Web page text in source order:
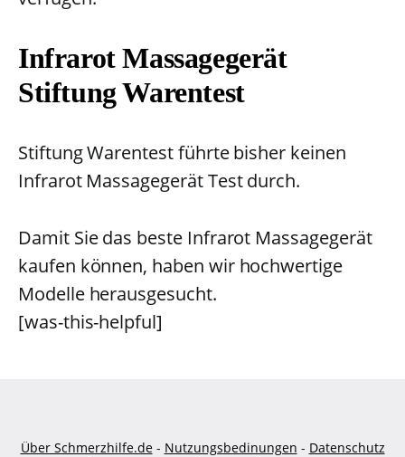
Infrarot Massagegerät
Stiftung Warentest
Stiftung Warentest führte bisher keinen
Infrarot Massagegerät Test durch.
Damit Sie das beste Infrarot Massagegerät
kaufen können, haben wir hochwertige
Modelle herausgesucht.
[was-this-helpful]
Über Schmerzhilfe.de- Nutzungsbedinungen - Datenschutz